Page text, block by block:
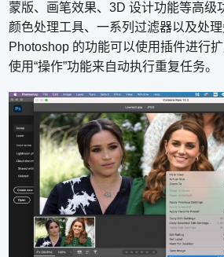
蒙版、画笔效果、3D 设计功能等高级
颜色处理工具、一系列过滤器以及处理
Photoshop 的功能可以使用插件进行
使用“操作”功能来自动执行重复任务。